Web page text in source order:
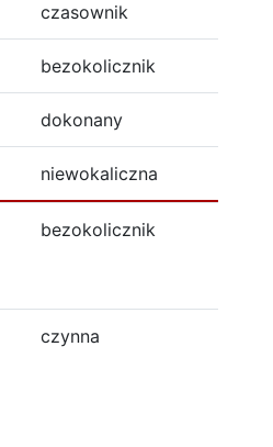
czasownik
bezokolicznik
dokonany
niewokaliczna
bezokolicznik
czynna